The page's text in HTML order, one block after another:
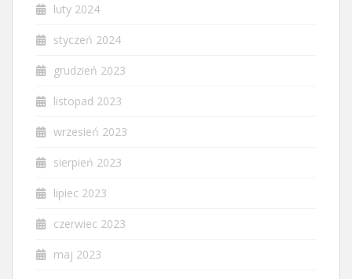
luty 2024
styczeń 2024
grudzień 2023
listopad 2023
wrzesień 2023
sierpień 2023
lipiec 2023
czerwiec 2023
maj 2023